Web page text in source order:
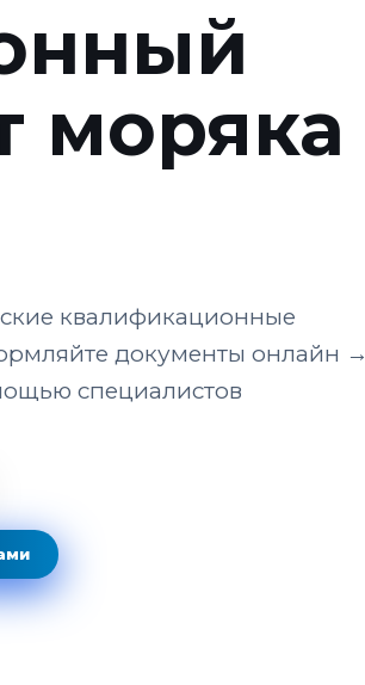
моряка
квалификационные
документы онлайн →
специалистов